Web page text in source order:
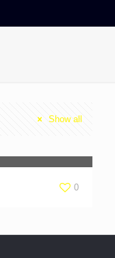
Show all
0